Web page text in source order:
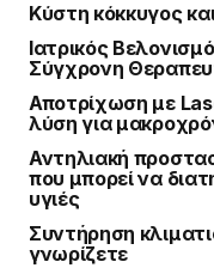
Κύστη κόκκυγος
Ιατρικός
Σύγχρονη
Αποτρίχωση με
λύση για
Αντηλιακή
που μπορεί να
υγιές
Συντήρηση
γνωρίζετε